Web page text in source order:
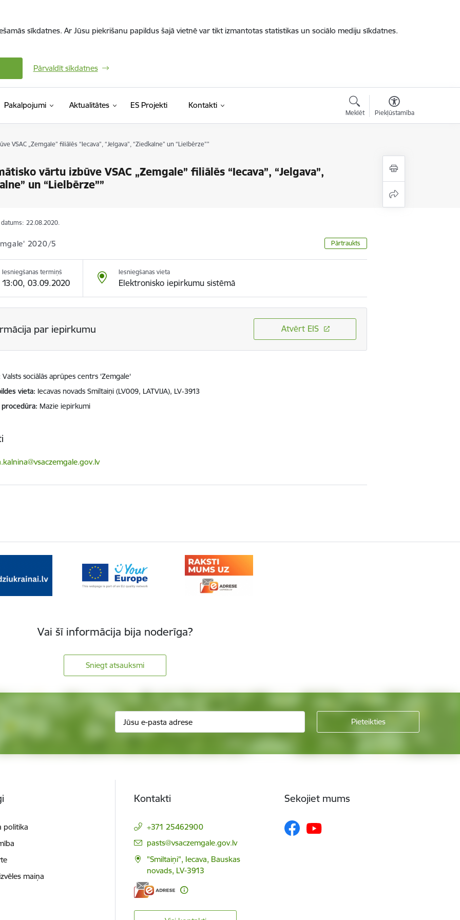
sīkdatnes. Ar Jūsu piekrišanu papildus šajā vietnē var tikt izmantotas statistikas un sociālo mediju sīkdatnes.
Pārvaldīt sīkdatnes
Pakalpojumi Aktualitātes ES Projekti Kontakti
Meklēt Piekļūstamība
VSAC „Zemgale” filiālēs “Iecava”, “Jelgava”, “Ziedkalne” un “Lielbērze””
vārtu izbūve VSAC „Zemgale” filiālēs “Iecava”, “Jelgava”,
un “Lielbērze””
22.08.2020.
2020/5 Pārtraukts
Iesniegšanas termiņš
13:00, 03.09.2020
Iesniegšanas vieta
Elektronisko iepirkumu sistēmā
par iepirkumu Atvērt EIS
Valsts sociālās aprūpes centrs 'Zemgale'
vieta Iecavas novads Smiltaiņi (LV009, LATVIJA), LV-3913
Mazie iepirkumi
Vai šī informācija bija noderīga?
Sniegt atsauksmi
politika
maiņa
Kontakti
+371 25462900
E-pasts:
pasts@vsaczemgale.gov.lv
"Smiltaiņi", Iecava, Bauskas
novads, LV-3913
Sekojiet mums